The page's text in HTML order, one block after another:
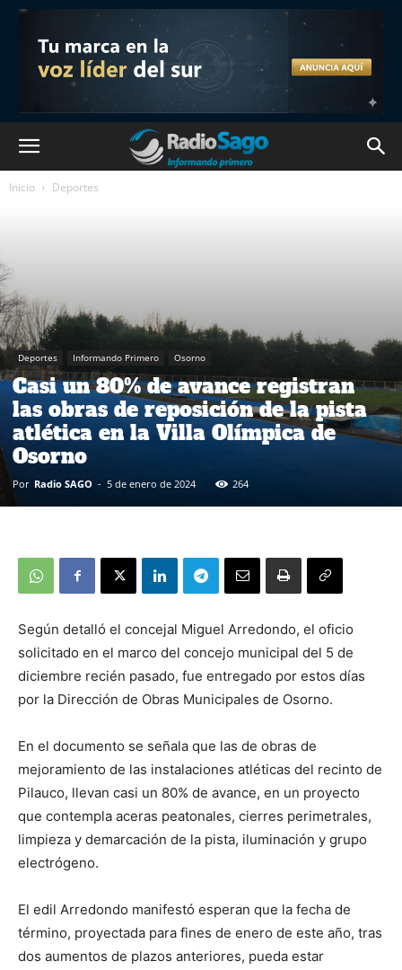
Inicio Deportes
Deportes Informando Primero Osorno
Casi un 80% de avance registran
las obras de reposición de la pista
atlética en la Villa Olímpica de
Osorno
Por Radio SAGO - 5 de enero de 2024 264
Según detalló el concejal Miguel Arredondo, el oficio
solicitado en el marco del concejo municipal del 5 de
diciembre recién pasado, fue entregado por estos días
por la Dirección de Obras Municipales de Osorno.
En el documento se señala que las de obras de
mejoramiento de las instalaciones atléticas del recinto de
Pilauco, llevan casi un 80% de avance, en un proyecto
que contempla aceras peatonales, cierres perimetrales,
limpieza y demarcación de la pista, iluminación y grupo
electrógeno.
El edil Arredondo manifestó esperan que la fecha de
término, proyectada para fines de enero de este año, tras
dos aumentos de plazos anteriores, pueda estar